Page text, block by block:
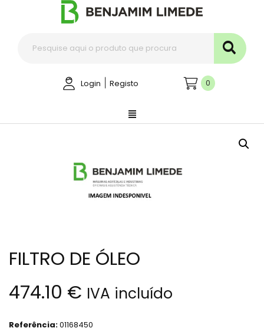
Login Registo 0
FILTRO DE ÓLEO
474.10 € IVA incluído
Referência:01168450